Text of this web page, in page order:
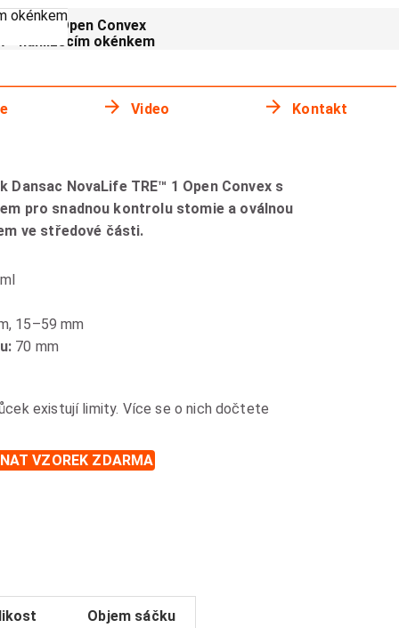
okénkem
TRE™ 1 Open Convex
nahlížecím okénkem
Video Kontakt
NovaLife TRE™ 1 Open Convex s
pro snadnou kontrolu stomie a oválnou
ve středové části.
15–59 mm
70 mm
existují limity. Více se o nich dočtete
VZOREK ZDARMA
Objem sáčku